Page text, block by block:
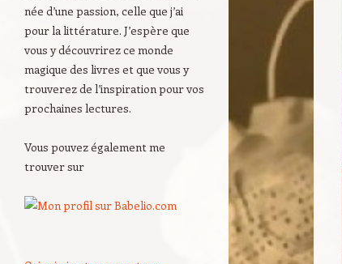
née d’une passion, celle que j’ai
pour la littérature. J’espère que
vous y découvrirez ce monde
magique des livres et que vous y
trouverez de l’inspiration pour vos
prochaines lectures.
Vous pouvez également me
trouver sur